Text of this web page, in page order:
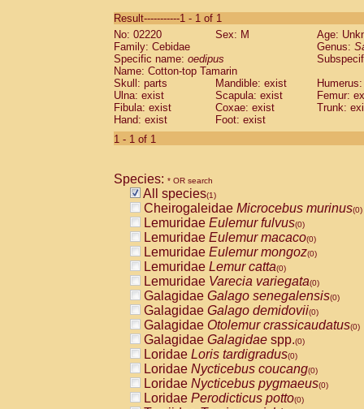
CebidaeSaguinus labiatus(0)
Cebidae Saguinus leucopus (0)
Cebidae
CebidaeSaguinus mystax
Cebidae Saguinus nigricollis (0)
Cebidae Saguinus oedipus
Cebidae Saguinus weddelli
Cebidae Saguinusspp.
Cebidae
CebidaeCebus capucinus
CebidaeCebus nigrivittatus
CebidaeCebus spp.(0)
CebidaeSaimiri boliviensis(0)
CebidaeSaimiri sciureus(0)
AtelidaeAlouatta caraya(0)
AtelidaeAlouatta fusca(0)
AtelidaeAlouatta seniculus(0)
AtelidaeAlouattaspp.(0)
AtelidaeAteles belzebuth(0)
AtelidaeAteles geoffroyi(0)
AtelidaeAteles paniscus(0)
AtelidaeAtelesspp.(0)
AtelidaeLagothrix lagothricha(0)
AtelidaeLagothrix lagothricha cana
PitheciidaeCacajao calvus
Result-----------1 - 1 of 1
No: 02220
Sex: M
Age:
Family: Cebidae
Genus:
Specific name: oedipus
Name: Cotton-top Tamarin
Skull: parts
Mandible: exist
Ulna: exist
Scapula: exist
Femur:
Fibula: exist
Coxae: exist
Trunk:
Hand: exist
Foot: exist
1 - 1 of 1
Species: * OR search
All species(1)
Cheirogaleidae Microcebus murinus(0)
Lemuridae Eulemur fulvus(0)
Lemuridae Eulemur macaco(0)
Lemuridae Eulemur mongoz(0)
Lemuridae Lemur catta(0)
Lemuridae Varecia variegata(0)
Galagidae Galago senegalensis(0)
Galagidae Galago demidovii(0)
Galagidae Otolemur crassicaudatus(0)
Galagidae Galagidae spp.(0)
Loridae Loris tardigradus(0)
Loridae Nycticebus coucang(0)
Loridae Nycticebus pygmaeus(0)
Loridae Perodicticus potto(0)